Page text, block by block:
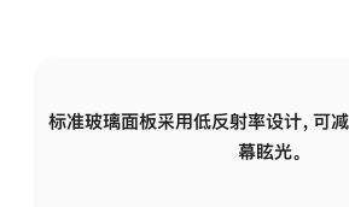
标准玻璃面板采用低反射率设计，可
幕眩光。